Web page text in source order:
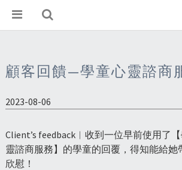
顧客回饋—學童心靈諮商
2023-08-06
Client’s feedback︱收到一位早前使用了
靈諮商服務】的學童的回覆，得知能給她
欣慰！